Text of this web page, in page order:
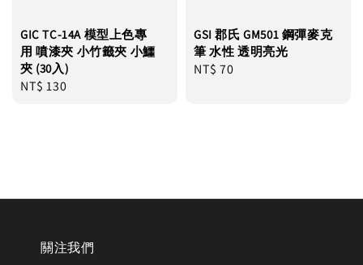
GIC TC-14A 模型上色專
用 噴漆夾 小竹籤夾 小鱷
夾 (30入)
Regular
NT$ 130
GSI 郡氏 GM501 鋼彈麥克
筆 水性 透明亮光
Regular
NT$ 70
關注我們